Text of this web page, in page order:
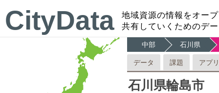
CityData
地域資源の情報をオー
共有していくためのデ
中部 石川県
データ 課題 アプリ
石川県輪島市